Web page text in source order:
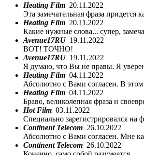
Heating Film 20.11.2022
Эта замечательная фраза придется
Heating Film 20.11.2022
Какие нужные слова... супер,
Avenue17RU 19.11.2022
ВОТ! ТОЧНО!
Avenue17RU 19.11.2022
Я думаю, что Вы не правы. Я
Heating Film 04.11.2022
Абсолютно с Вами согласен. В
Heating Film 04.11.2022
Браво, великолепная фраза и
Hot Film 03.11.2022
Специально зарегистрировался на
Continent Telecom 26.10.2022
Абсолютно с Вами согласен. Мне
Continent Telecom 26.10.2022